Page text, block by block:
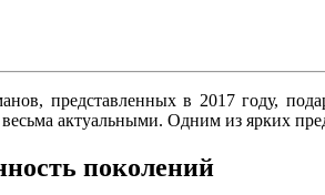
представленных в 2017 году,
весьма актуальными. Одним из ярких
поколений